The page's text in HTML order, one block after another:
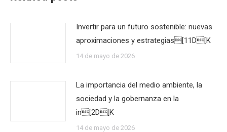
Invertir para un futuro sostenible: nuevas
aproximaciones y estrategias[11D[K
14 de mayo de 2026
La importancia del medio ambiente, la
sociedad y la gobernanza en la
in[2D[K
14 de mayo de 2026